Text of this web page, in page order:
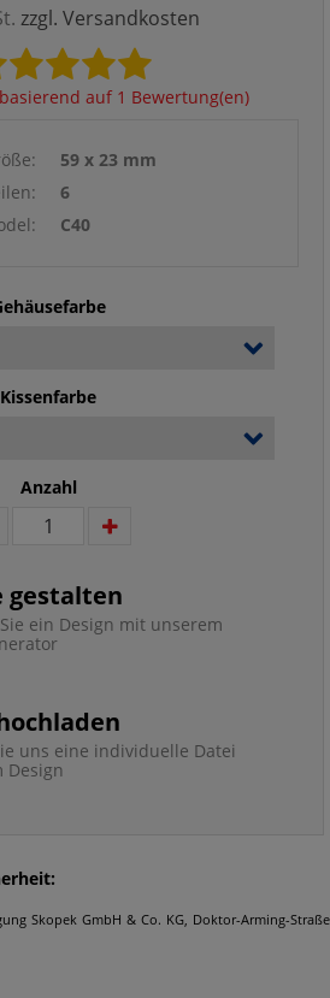
zzgl. Versandkosten
auf 1 Bewertung(en)
59 x 23 mm
6
C40
Kissenfarbe
Anzahl
gestalten
ein Design mit unserem
uns eine individuelle Datei
Design
Skopek GmbH & Co. KG, Doktor-Arming-Straße